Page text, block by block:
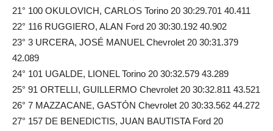
21° 100 OKULOVICH, CARLOS Torino 20 30:29.701 40.411
22° 116 RUGGIERO, ALAN Ford 20 30:30.192 40.902
23° 3 URCERA, JOSÉ MANUEL Chevrolet 20 30:31.379
42.089
24° 101 UGALDE, LIONEL Torino 20 30:32.579 43.289
25° 91 ORTELLI, GUILLERMO Chevrolet 20 30:32.811 43.521
26° 7 MAZZACANE, GASTÓN Chevrolet 20 30:33.562 44.272
27° 157 DE BENEDICTIS, JUAN BAUTISTA Ford 20